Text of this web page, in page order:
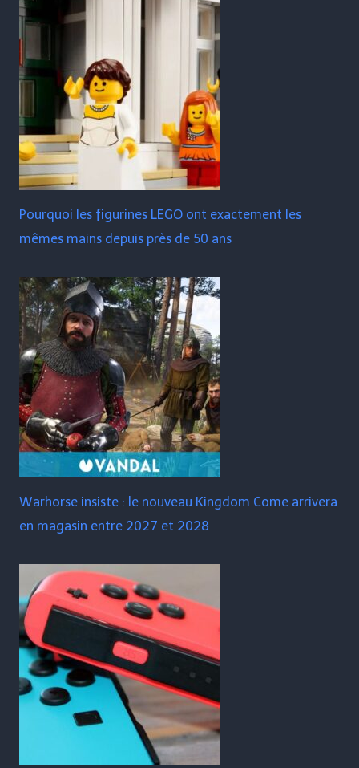
Pourquoi les figurines LEGO ont exactement les
mêmes mains depuis près de 50 ans
Warhorse insiste : le nouveau Kingdom Come arrivera
en magasin entre 2027 et 2028